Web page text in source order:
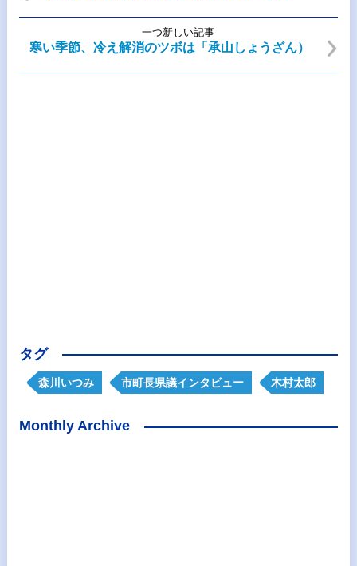
一つ新しい記事
寒い季節、冷え解消のツボは「承山しょうざん）
タグ
森川いつみ 市町長県議インタビュー 木村太郎
Monthly Archive